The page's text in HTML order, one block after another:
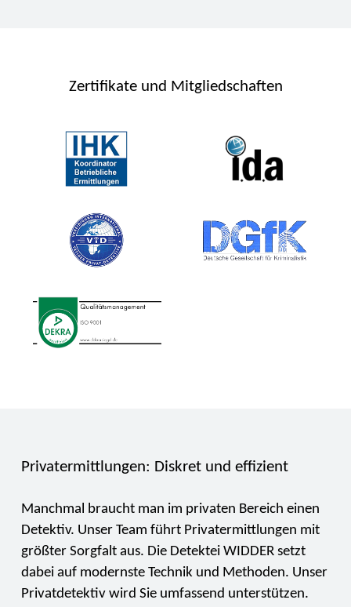
Zertifikate und Mitgliedschaften
Privatermittlungen: Diskret und effizient
Manchmal braucht man im privaten Bereich einen
Detektiv. Unser Team führt Privatermittlungen mit
größter Sorgfalt aus. Die Detektei WIDDER setzt
dabei auf modernste Technik und Methoden. Unser
Privatdetektiv wird Sie umfassend unterstützen.